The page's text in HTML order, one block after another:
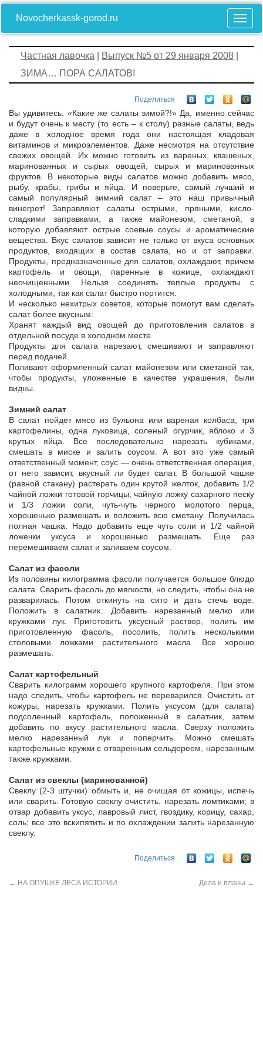
Novocherkassk-gorod.ru
Частная лавочка Выпуск №5 от 29 января 2008
ЗИМА… ПОРА САЛАТОВ!
Поделиться
Вы удивитесь: «Какие же салаты зимой?!» Да, именно сейчас
и будут очень к месту (то есть – к столу) разные салаты, ведь
даже в холодное время года они настоящая кладовая
витаминов и микроэлементов. Даже несмотря на отсутствие
свежих овощей. Их можно готовить из вареных, квашеных,
маринованных и сырых овощей, сырых и маринованных
фруктов. В некоторые виды салатов можно добавить мясо,
рыбу, крабы, грибы и яйца. И поверьте, самый лучший и
самый популярный зимний салат – это наш привычный
винегрет! Заправляют салаты острыми, пряными, кисло­
сладкими заправками, а также майонезом, сметаной, в
которую добавляют острые соевые соусы и ароматические
вещества. Вкус салатов зависит не только от вкуса основных
продуктов, входящих в состав салата, но и от заправки.
Продукты, предназначенные для салатов, охлаждают, причем
картофель и овощи, паренные в кожице, охлаждают
неочищенными. Нельзя соединять теплые продукты с
холодными, так как салат быстро портится.
И несколько нехитрых советов, которые помогут вам сделать
салат более вкусным:
Хранят каждый вид овощей до приготовления салатов в
отдельной посуде в холодном месте.
Продукты для салата нарезают, смешивают и заправляют
перед подачей.
Поливают оформленный салат майонезом или сметаной так,
чтобы продукты, уложенные в качестве украшения, были
видны.
Зимний салат
В салат пойдет мясо из бульона или вареная колбаса, три
картофелины, одна луковица, соленый огурчик, яблоко и 3
крутых яйца. Все последовательно нарезать кубиками,
смешать в миске и залить соусом. А вот это уже самый
ответственный момент, соус — очень ответственная операция,
от него зависит, вкусный ли будет салат. В большой чашке
(равной стакану) растереть один крутой желток, добавить 1/2
чайной ложки готовой горчицы, чайную ложку сахарного песку
и 1/3 ложки соли, чуть-чуть черного молотого перца,
хорошенько размешать и положить всю сметану. Получилась
полная чашка. Надо добавить еще чуть соли и 1/2 чайной
ложечки уксуса и хорошенько размешать. Еще раз
перемешиваем салат и заливаем соусом.
Салат из фасоли
Из половины килограмма фасоли получается большое блюдо
салата. Сварить фасоль до мягкости, но следить, чтобы она не
разварилась. Потом откинуть на сито и дать стечь воде.
Положить в салатник. Добавить нарезанный мелко или
кружками лук. Приготовить уксусный раствор, полить им
приготовленную фасоль, посолить, полить несколькими
столовыми ложками растительного масла. Все хорошо
размешать.
Салат картофельный
Сварить килограмм хорошего крупного картофеля. При этом
надо следить, чтобы картофель не переварился. Очистить от
кожуры, нарезать кружками. Полить уксусом (для салата)
подсоленный картофель, положенный в салатник, затем
добавить по вкусу растительного масла. Сверху положить
мелко нарезанный лук и поперчить. Можно смешать
картофельные кружки с отваренным сельдереем, нарезанным
также кружками.
Салат из свеклы (маринованной)
Свеклу (2-3 штучки) обмыть и, не очищая от кожицы, испечь
или сварить. Готовую свеклу очистить, нарезать ломтиками; в
отвар добавить уксус, лавровый лист, гвоздику, корицу, сахар,
соль; все это вскипятить и по охлаждении залить нарезанную
свеклу.
Поделиться
← НА ОПУШКЕ ЛЕСА ИСТОРИИ Дела и планы →